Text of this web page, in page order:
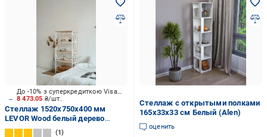
8 473.05 ₴/шт.
До -10% з суперкредиткою Visa Вигода
Стеллаж 1520x750x400 мм
LEVOR Wood белый дерево
полки 5 шт. крашенный
1
Стеллаж с открытыми полками
165х33х33 см Белый (Alen)
оценить